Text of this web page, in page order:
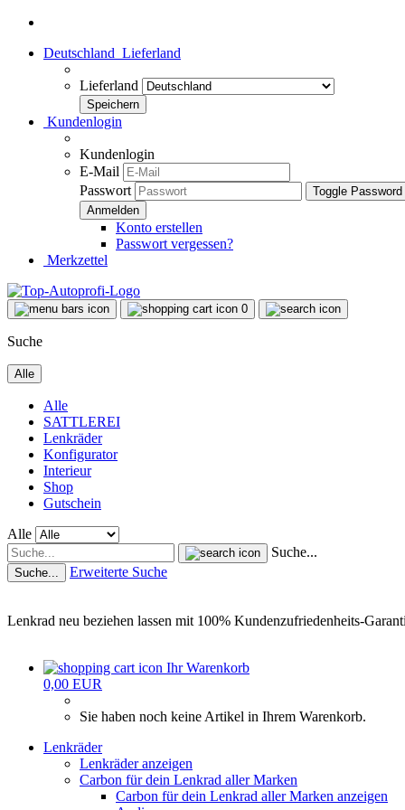
Deutschland Lieferland
Lieferland
Kundenlogin
Kundenlogin
E-Mail
Passwort
Toggle
Konto erstellen
Passwort vergessen?
Merkzettel
0
Suche
Alle
Alle
SATTLEREI
Lenkräder
Konfigurator
Interieur
Shop
Gutschein
Alle
Suche...
Suche... Erweiterte Suche
Lenkrad neu beziehen lassen mit 100% Kundenzufriedenheits-
Ihr Warenkorb
0,00 EUR
Sie haben noch keine Artikel in Ihrem Warenkorb.
Lenkräder
Lenkräder anzeigen
Carbon für dein Lenkrad aller Marken
Carbon für dein Lenkrad aller Marken anzeigen